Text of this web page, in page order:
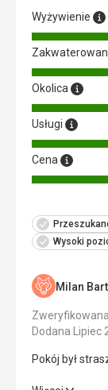
Wyżywienie
Okolica
Usługi
Cena
Wysoki
Milan
Dodana Lipiec
Pokój był